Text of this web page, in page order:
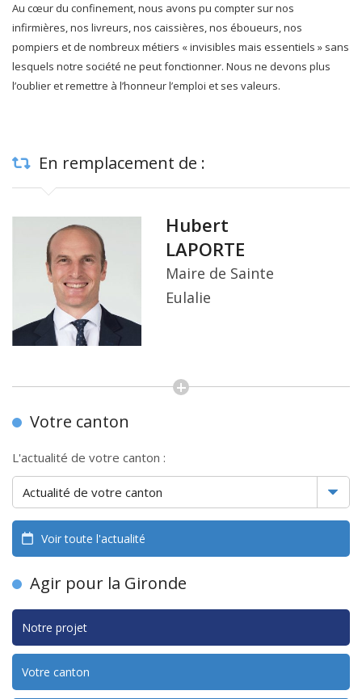
Au cœur du confinement, nous avons pu compter sur nos
infirmières, nos livreurs, nos caissières, nos éboueurs, nos
pompiers et de nombreux métiers « invisibles mais essentiels » sans
lesquels notre société ne peut fonctionner. Nous ne devons plus
l’oublier et remettre à l’honneur l’emploi et ses valeurs.
En remplacement de :
Hubert
LAPORTE
Maire de Sainte
Eulalie
Votre canton
L'actualité de votre canton :
Voir toute l'actualité
Agir pour la Gironde
Notre projet
Votre canton